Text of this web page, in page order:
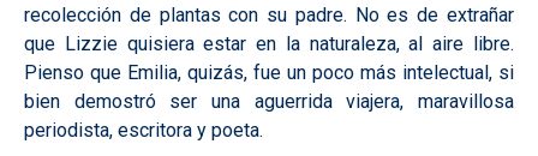
recolección de plantas con su padre. No es de extrañar
que Lizzie quisiera estar en la naturaleza, al aire libre.
Pienso que Emilia, quizás, fue un poco más intelectual, si
bien demostró ser una aguerrida viajera, maravillosa
periodista, escritora y poeta.